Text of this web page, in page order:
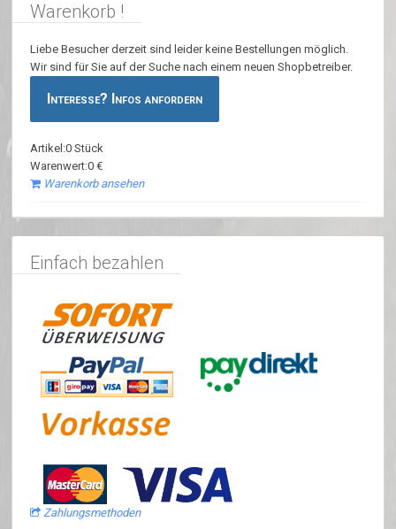
Warenkorb !
Liebe Besucher derzeit sind leider keine Bestellungen möglich.
Wir sind für Sie auf der Suche nach einem neuen Shopbetreiber.
Interesse? Infos anfordern
Artikel:0 Stück
Warenwert:0 €
Warenkorb ansehen
Einfach bezahlen
Zahlungsmethoden